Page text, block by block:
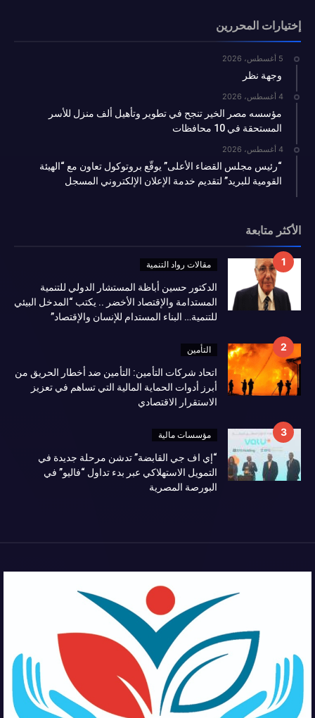
إختيارات المحررين
5 أغسطس، 2026
وجهة نظر
4 أغسطس، 2026
مؤسسه مصر الخير تنجح في تطوير وتأهيل ألف منزل للأسر
المستحقة في 10 محافظات
4 أغسطس، 2026
“رئيس مجلس القضاء الأعلى” يوقّع بروتوكول تعاون مع “الهيئة
القومية للبريد” لتقديم خدمة الإعلان الإلكتروني المسجل
الأكثر متابعة
مقالات رواد التنمية
الدكتور حسين أباظة المستشار الدولي للتنمية
المستدامة والإقتصاد الأخضر .. يكتب “المدخل البيئي
للتنمية… البناء المستدام للإنسان والإقتصاد”
التأمين
اتحاد شركات التأمين: التأمين ضد أخطار الحريق من
أبرز أدوات الحماية المالية التي تساهم في تعزيز
الاستقرار الاقتصادي
مؤسسات مالية
“إي اف جي القابضة” تدشن مرحلة جديدة في
التمويل الاستهلاكي عبر بدء تداول “فاليو” في
البورصة المصرية